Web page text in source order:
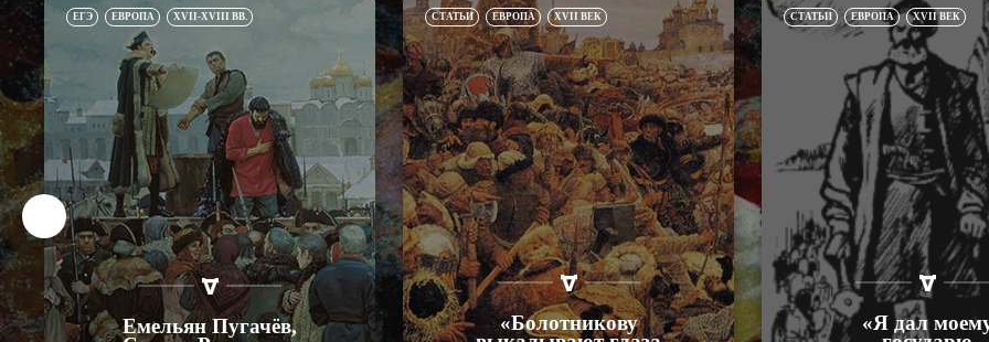
ЕГЭ ЕВРОПА XVII-XVIII ВВ.
Емельян Пугачёв,
СТАТЬИ ЕВРОПА XVII ВЕК
«Болотникову
СТАТЬИ ЕВРОПА XVII ВЕК
«Я дал